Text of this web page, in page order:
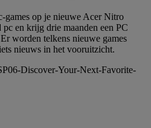
games op je nieuwe Acer Nitro
en krijg drie maanden een PC
worden telkens nieuwe games
nieuws in het vooruitzicht.